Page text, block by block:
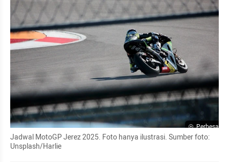
Perbesar
Jadwal MotoGP Jerez 2025. Foto hanya ilustrasi. Sumber foto:
Unsplash/Harlie